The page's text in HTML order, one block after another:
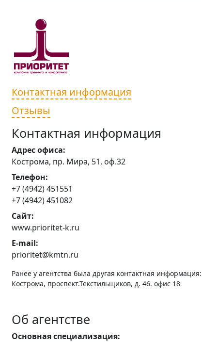
Контактная информация
Отзывы
Контактная информация
Адрес офиса:
Кострома, пр. Мира, 51, оф.32
Телефон:
+7 (4942) 451551
+7 (4942) 451082
Сайт:
www.prioritet-k.ru
E-mail:
prioritet@kmtn.ru
Ранее у агентства была другая контактная информация:
Кострома, проспект.Текстильщиков, д. 46. офис 18
Об агентстве
Основная специализация: